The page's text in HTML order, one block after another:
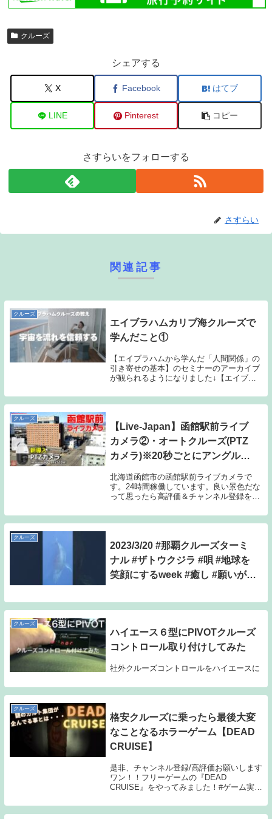
クルーズ
シェアする
X Facebook はてブ
LINE Pinterest コピー
さすらいをフォローする
さすらい
関連記事
クルーズ
エイブラハムカリブ海クルーズで
学んだこと①
【エイブラハムから学んだ「人間関係」の
引き寄せの基本】のセミナーのアーカイブ
が観られるようになりました↓【エイブラ
回は3/30開催です)✨【メンバーシップのご
案内】（パソコンで開くと紹介動画もご覧
クルーズ
【Live-Japan】函館駅前ライブ
カメラ②・オートクルーズ(PTZ
カメラ)※20秒ごとにアングルが
変わります
北海道函館市の函館駅前ライブカメラで
す。24時間稼働しています。良い景色だな
って思ったら高評価＆チャンネル登録をお
Subscribe!☆◆使用カメラ・H.View HV-
PT...
クルーズ
2023/3/20 #那覇クルーズターミ
ナル #ザトウクジラ #唄 #地球を
笑顔にするweek #癒し #願いが叶
クルーズ
ハイエース６型にPIVOTクルーズ
コントロール取り付けしてみた
社外クルーズコントロールをハイエースに
クルーズ
格安クルーズに乗ったら最後大変
なことなるホラーゲーム【DEAD
CRUISE】
是非、チャンネル登録/高評価お願いします
ワン！！フリーゲームの『DEAD
CRUISE』をやってみました！#ゲーム実況
～・Doneru始めました！ご支援いただいた
金額は今後の活動費に充てていき...